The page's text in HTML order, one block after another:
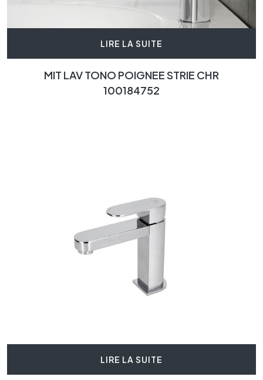
LIRE LA SUITE
MIT LAV TONO POIGNEE STRIE CHR
100184752
LIRE LA SUITE